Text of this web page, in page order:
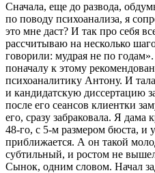
Сначала, еще до развода,
по поводу психоанализа, я
это мне даст? И так про себя
рассчитываю на несколько
говорили: мудрая не по
поначалу к этому
психоаналитику Антону. И
и кандидатскую диссертацию
после его сеансов клиентки
его, сразу забраковала. Я
48-го, с 5-м размером бюста, и
приближается. А он такой
субтильный, и ростом не
Сынок, одним словом. Начал